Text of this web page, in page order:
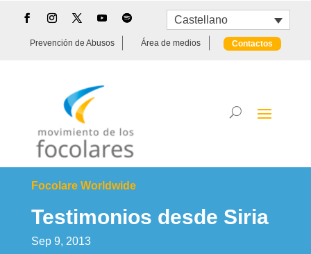
Castellano
Prevención de Abusos Área de medios Contactos
Focolare Worldwide
Testimonios desde Siria
Sep 9, 2013